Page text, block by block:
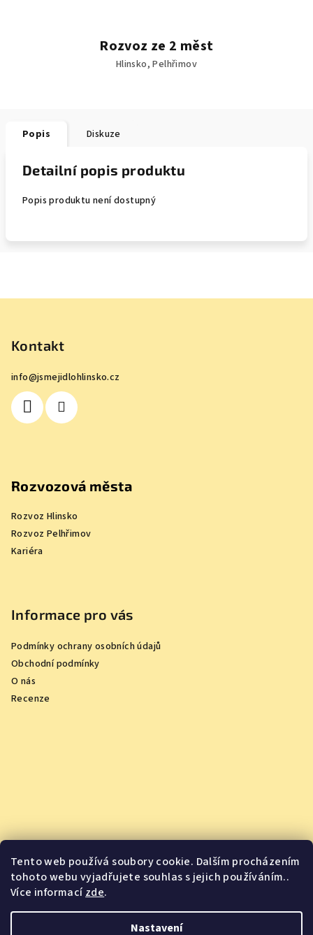
Tento web používá soubory cookie. Dalším procházením
tohoto webu vyjadřujete souhlas s jejich používáním..
Více informacízde.
Nastavení
Rozvoz ze 2 měst
Hlinsko, Pelhřimov
Popis Diskuze
Detailní popis produktu
Popis produktu není dostupný
Kontakt
info@jsmejidlohlinsko.cz
Rozvozová města
Rozvoz Hlinsko
Rozvoz Pelhřimov
Kariéra
Informace pro vás
Podmínky ochrany osobních údajů
Obchodní podmínky
O nás
Recenze
Vychutnejte si oceněná vína z pohodlí domova